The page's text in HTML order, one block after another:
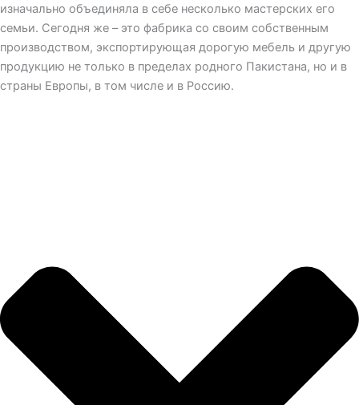
изначально объединяла в себе несколько мастерских его
семьи. Сегодня же – это фабрика со своим собственным
производством, экспортирующая дорогую мебель и другую
продукцию не только в пределах родного Пакистана, но и в
страны Европы, в том числе и в Россию.